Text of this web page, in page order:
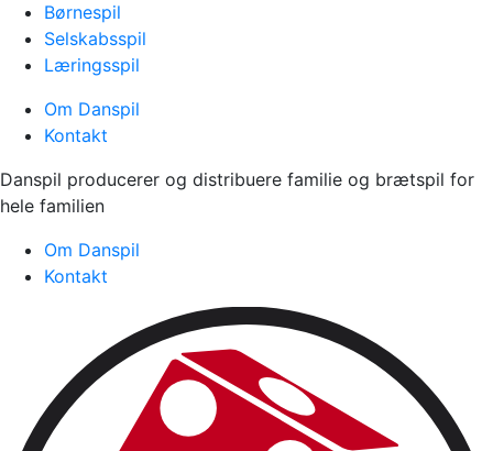
Børnespil
Selskabsspil
Læringsspil
Om Danspil
Kontakt
Danspil producerer og distribuere familie og brætspil for
hele familien
Om Danspil
Kontakt